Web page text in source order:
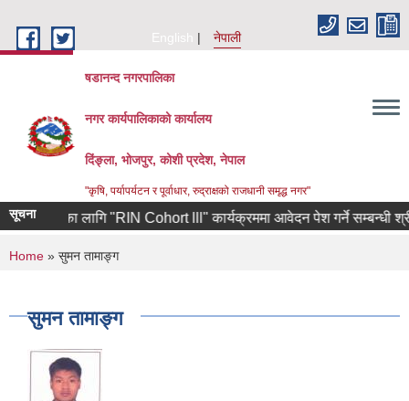
English
नेपाली
षडानन्द नगरपालिका
नगर कार्यपालिकाको कार्यालय
दिंङ्ला, भोजपुर, कोशी प्रदेश, नेपाल
"कृषि, पर्यापर्यटन र पूर्वाधार, रुद्राक्षको राजधानी समृद्ध नगर"
सूचना
उद्यमीहरुका लागि "RIN Cohort lll" कार्यक्रममा आवेदन पेश गर्ने सम्बन्धी श्री
You are here
Home » सुमन तामाङ्ग
सुमन तामाङ्ग